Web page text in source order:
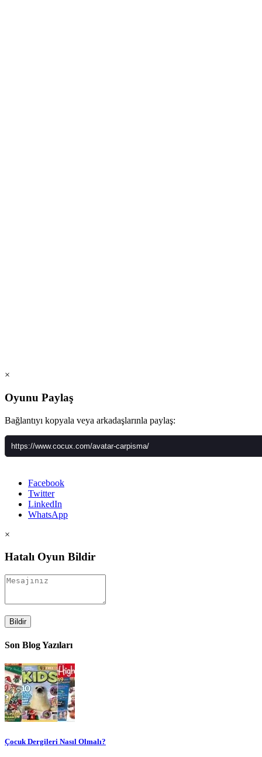
×
Oyunu Paylaş
Bağlantıyı kopyala veya arkadaşlarınla paylaş:
Facebook
Twitter
LinkedIn
WhatsApp
×
Hatalı Oyun Bildir
Bildir
Son Blog Yazıları
Çocuk Dergileri Nasıl Olmalı?